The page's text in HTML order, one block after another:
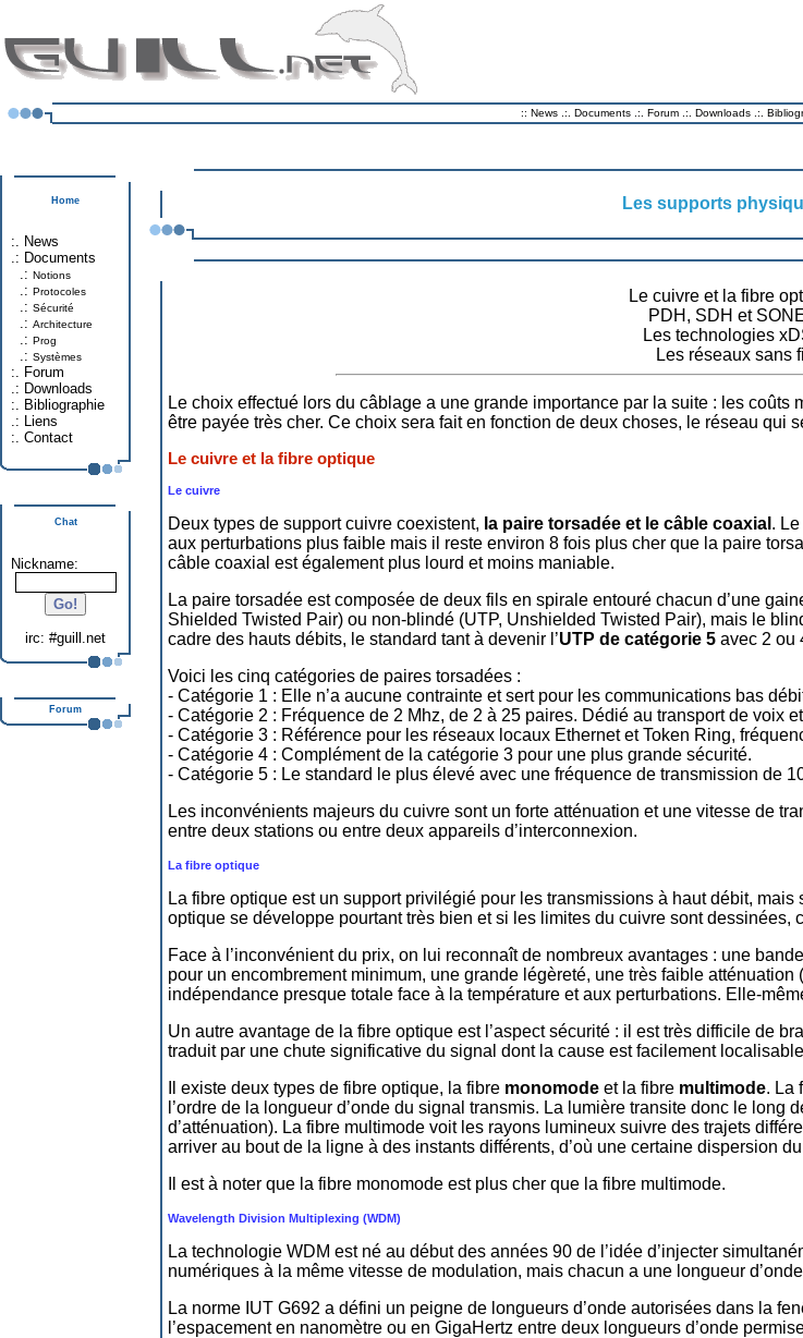
:: News.:. Documents.:. Forum.:. Downloads .:.
Home
:. News
.: Documents
.: Notions
.: Protocoles
.: Sécurité
.: Architecture
.: Prog
.: Systèmes
:. Forum
.: Downloads
:. Bibliographie
.: Liens
:. Contact
Chat
Nickname:
irc: #guill.net
Forum
Les supports
Le cuivre et la fibre
PDH, SDH et
Les technologies
Les réseaux sans fil
Le choix effectué lors du câblage a une grande importance par la suite : les
être payée très cher. Ce choix sera fait en fonction de deux choses, le réseau qui
Le cuivre et la fibre optique
Le cuivre
Deux types de support cuivre coexistent, la paire torsadée et le câble coaxial .
aux perturbations plus faible mais il reste environ 8 fois plus cher que la paire
câble coaxial est également plus lourd et moins maniable.
La paire torsadée est composée de deux fils en spirale entouré chacun d’une
Shielded Twisted Pair) ou non-blindé (UTP, Unshielded Twisted Pair), mais le
cadre des hauts débits, le standard tant à devenir l’UTP de catégorie 5avec 2 ou
Voici les cinq catégories de paires torsadées :
- Catégorie 1 : Elle n’a aucune contrainte et sert pour les communications bas
- Catégorie 2 : Fréquence de 2 Mhz, de 2 à 25 paires. Dédié au transport de voix
- Catégorie 3 : Référence pour les réseaux locaux Ethernet et Token Ring,
- Catégorie 4 : Complément de la catégorie 3 pour une plus grande sécurité.
- Catégorie 5 : Le standard le plus élevé avec une fréquence de transmission de
Les inconvénients majeurs du cuivre sont un forte atténuation et une vitesse de
entre deux stations ou entre deux appareils d’interconnexion.
La fibre optique
La fibre optique est un support privilégié pour les transmissions à haut débit,
optique se développe pourtant très bien et si les limites du cuivre sont dessinées,
Face à l’inconvénient du prix, on lui reconnaît de nombreux avantages : une
pour un encombrement minimum, une grande légèreté, une très faible
indépendance presque totale face à la température et aux perturbations. Elle-
Un autre avantage de la fibre optique est l’aspect sécurité : il est très difficile de
traduit par une chute significative du signal dont la cause est facilement
Il existe deux types de fibre optique, la fibre monomodeet la fibre multimode. La
l’ordre de la longueur d’onde du signal transmis. La lumière transite donc le
d’atténuation). La fibre multimode voit les rayons lumineux suivre des trajets
arriver au bout de la ligne à des instants différents, d’où une certaine dispersion
Il est à noter que la fibre monomode est plus cher que la fibre multimode.
Wavelength Division Multiplexing (WDM)
La technologie WDM est né au début des années 90 de l’idée d’injecter
numériques à la même vitesse de modulation, mais chacun a une longueur
La norme IUT G692 a défini un peigne de longueurs d’onde autorisées dans la
l’espacement en nanomètre ou en GigaHertz entre deux longueurs d’onde